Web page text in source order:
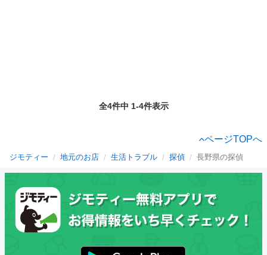
全4件中 1-4件表示
ページTOPへ
ジモティー 地元のお店 生活トラブル 探偵 長野県の探偵